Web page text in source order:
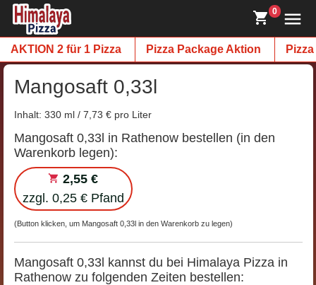
0
AKTION 2 für 1 Pizza Pizza Package Aktion Pizza
Mangosaft 0,33l
Inhalt: 330 ml / 7,73 € pro Liter
Mangosaft 0,33l in Rathenow bestellen (in den
Warenkorb legen):
2,55 €
zzgl. 0,25 € Pfand
(Button klicken, um Mangosaft 0,33l in den Warenkorb zu legen)
Mangosaft 0,33l kannst du bei Himalaya Pizza in
Rathenow zu folgenden Zeiten bestellen: